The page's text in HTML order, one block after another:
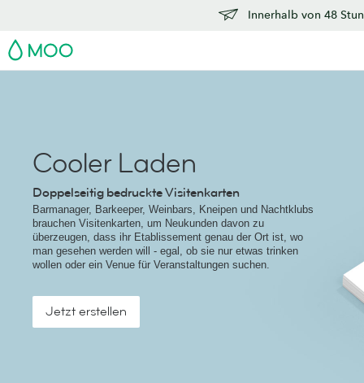
Innerhalb von 48
MOO
Cooler Laden
Doppelseitig bedruckte Visitenkarten
Barmanager, Barkeeper, Weinbars, Kneipen und Nachtklubs
brauchen Visitenkarten, um Neukunden davon zu
überzeugen, dass ihr Etablissement genau der Ort ist, wo
man gesehen werden will - egal, ob sie nur etwas trinken
wollen oder ein Venue für Veranstaltungen suchen.
Jetzt erstellen